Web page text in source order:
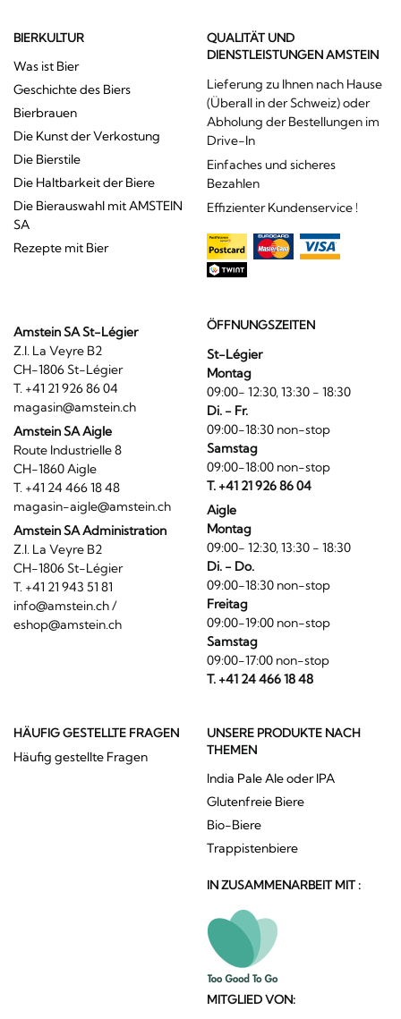
BIERKULTUR
Was ist Bier
Geschichte des Biers
Bierbrauen
Die Kunst der Verkostung
Die Bierstile
Die Haltbarkeit der Biere
Die Bierauswahl mit AMSTEIN
SA
Rezepte mit Bier
QUALITÄT UND
DIENSTLEISTUNGEN AMSTEIN
Lieferung zu Ihnen nach Hause
(Überall in der Schweiz) oder
Abholung der Bestellungen im
Drive-In
Einfaches und sicheres
Bezahlen
Effizienter Kundenservice !
Amstein SA St-Légier
Z.I. La Veyre B2
CH-1806 St-Légier
T. +41 21 926 86 04
magasin@amstein.ch
Amstein SA Aigle
Route Industrielle 8
CH-1860 Aigle
T. +41 24 466 18 48
magasin-aigle@amstein.ch
Amstein SA Administration
Z.I. La Veyre B2
CH-1806 St-Légier
T. +41 21 943 51 81
info@amstein.ch/
eshop@amstein.ch
ÖFFNUNGSZEITEN
St-Légier
Montag
09:00- 12:30, 13:30 - 18:30
Di. - Fr.
09:00-18:30 non-stop
Samstag
09:00-18:00 non-stop
T. +41 21 926 86 04
Aigle
Montag
09:00- 12:30, 13:30 - 18:30
Di. - Do.
09:00-18:30 non-stop
Freitag
09:00-19:00 non-stop
Samstag
09:00-17:00 non-stop
T. +41 24 466 18 48
HÄUFIG GESTELLTE FRAGEN
Häufig gestellte Fragen
UNSERE PRODUKTE NACH
THEMEN
India Pale Ale oder IPA
Glutenfreie Biere
Bio-Biere
Trappistenbiere
IN ZUSAMMENARBEIT MIT :
MITGLIED VON: